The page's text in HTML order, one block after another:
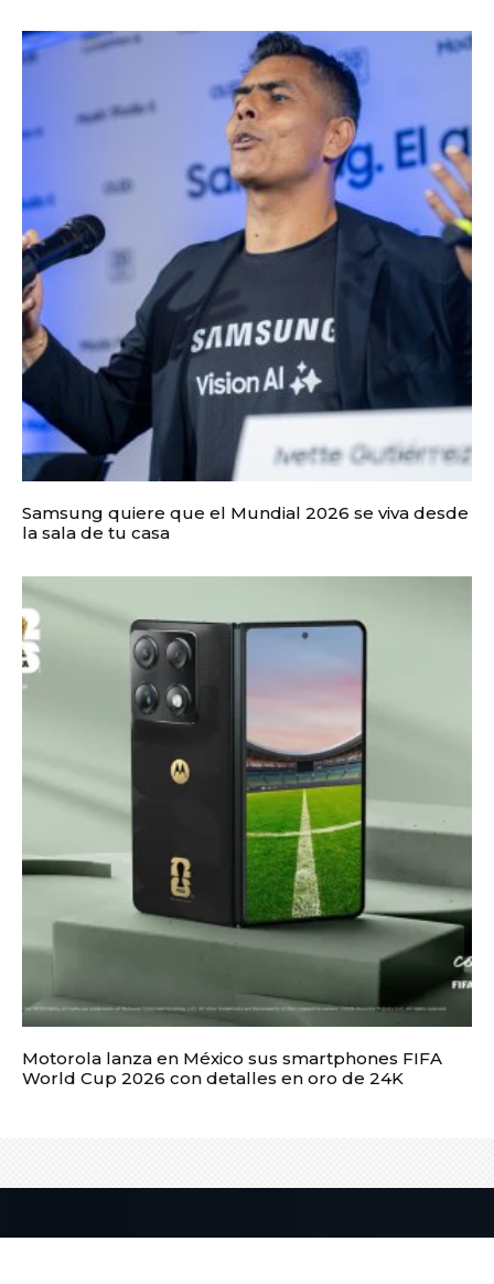
Samsung quiere que el Mundial 2026 se viva desde
la sala de tu casa
Motorola lanza en México sus smartphones FIFA
World Cup 2026 con detalles en oro de 24K